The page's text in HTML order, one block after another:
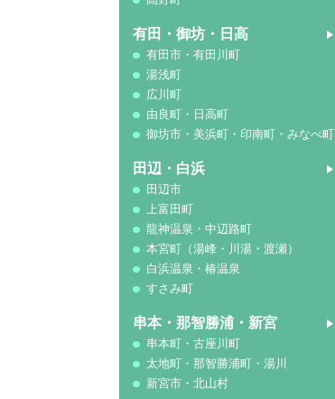
有田・御坊・日高
有田市・有田川町
湯浅町
広川町
由良町・日高町
御坊市・美浜町・印南町・みなべ町
田辺・白浜
田辺市
上富田町
龍神温泉・中辺路町
本宮町（湯峰・川湯・渡瀬）
白浜温泉・椿温泉
すさみ町
串本・那智勝浦・新宮
串本町・古座川町
太地町・那智勝浦町・湯川
新宮市・北山村